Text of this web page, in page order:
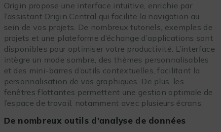
Origin propose une interface intuitive, enrichie par
l’assistant Origin Central qui facilite la navigation au
sein de vos projets. De nombreux tutoriels, exemples de
projets et une plateforme d’échange d’applications sont
disponibles pour optimiser votre productivité. L’interface
intègre un mode sombre, des thèmes personnalisables
et des mini-barres d’outils contextuelles, facilitant la
personnalisation de vos graphiques. De plus, les
fenêtres flottantes permettent une gestion optimale de
l’espace de travail, notamment avec plusieurs écrans.
De nombreux outils d’analyse de données